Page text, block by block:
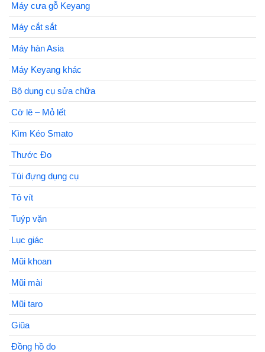
Máy cưa gỗ Keyang
Máy cắt sắt
Máy hàn Asia
Máy Keyang khác
Bộ dụng cụ sửa chữa
Cờ lê – Mỏ lết
Kìm Kéo Smato
Thước Đo
Túi đựng dụng cụ
Tô vít
Tuýp vặn
Lục giác
Mũi khoan
Mũi mài
Mũi taro
Giũa
Đồng hồ đo